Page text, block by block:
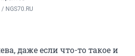
NGS70.RU
даже если что-то такое и